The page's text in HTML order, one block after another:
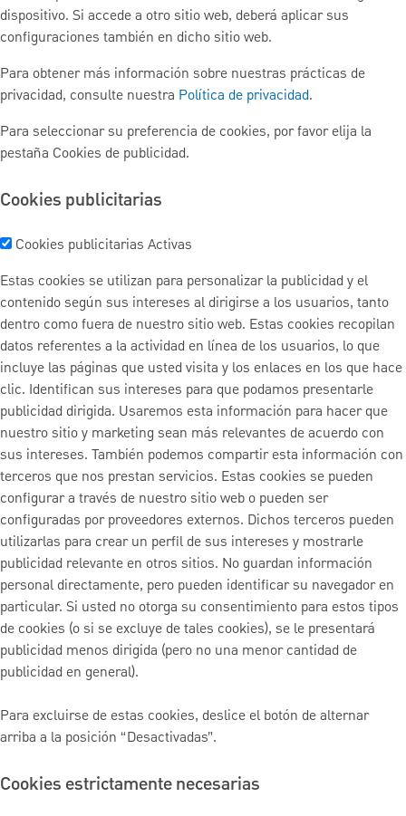
dispositivo. Si accede a otro sitio web, deberá aplicar sus
configuraciones también en dicho sitio web.
Para obtener más información sobre nuestras prácticas de
privacidad, consulte nuestra Política de privacidad.
Para seleccionar su preferencia de cookies, por favor elija la
pestaña Cookies de publicidad.
Cookies publicitarias
Cookies publicitarias Activas
Estas cookies se utilizan para personalizar la publicidad y el
contenido según sus intereses al dirigirse a los usuarios, tanto
dentro como fuera de nuestro sitio web. Estas cookies recopilan
datos referentes a la actividad en línea de los usuarios, lo que
incluye las páginas que usted visita y los enlaces en los que hace
clic. Identifican sus intereses para que podamos presentarle
publicidad dirigida. Usaremos esta información para hacer que
nuestro sitio y marketing sean más relevantes de acuerdo con
sus intereses. También podemos compartir esta información con
terceros que nos prestan servicios. Estas cookies se pueden
configurar a través de nuestro sitio web o pueden ser
configuradas por proveedores externos. Dichos terceros pueden
utilizarlas para crear un perfil de sus intereses y mostrarle
publicidad relevante en otros sitios. No guardan información
personal directamente, pero pueden identificar su navegador en
particular. Si usted no otorga su consentimiento para estos tipos
de cookies (o si se excluye de tales cookies), se le presentará
publicidad menos dirigida (pero no una menor cantidad de
publicidad en general).
Para excluirse de estas cookies, deslice el botón de alternar
arriba a la posición “Desactivadas”.
Cookies estrictamente necesarias